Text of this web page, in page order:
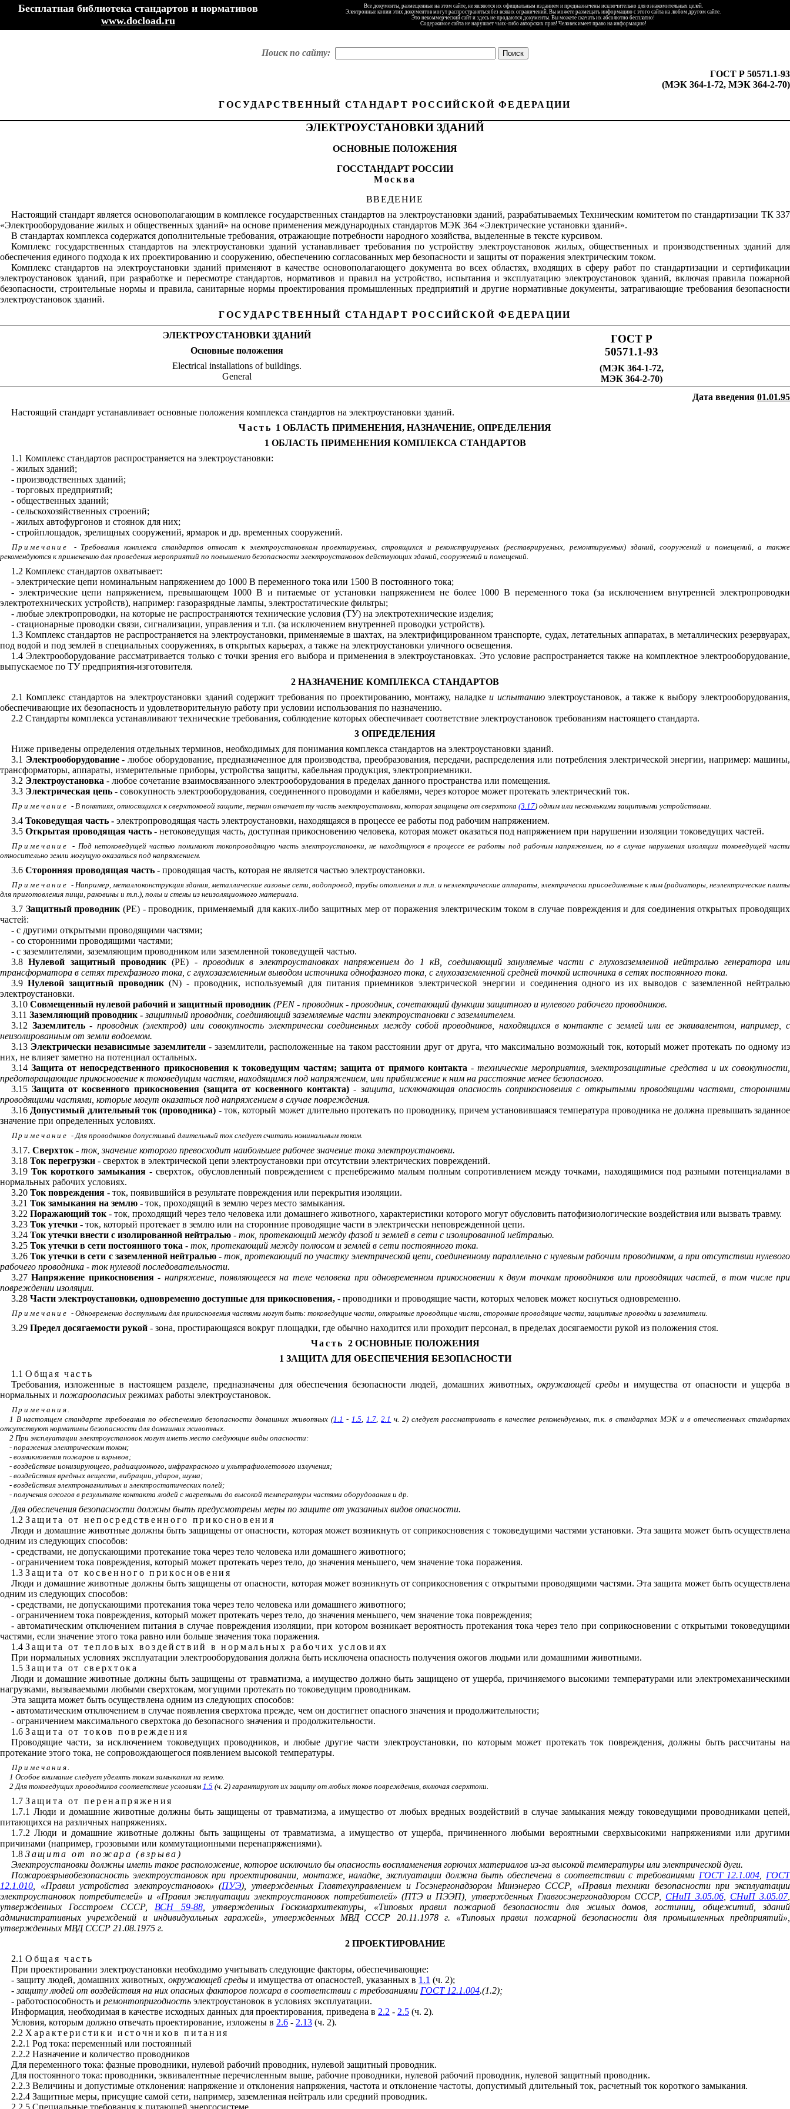
Бесплатная библиотека стандартов и нормативов
www.docload.ru
Все документы, размещенные на этом сайте, не являются их официальным изданием и предназначены исключительно для ознакомительных целей.
Электронные копии этих документов могут распространяться без всяких ограничений. Вы можете размещать информацию с этого сайта на любом другом сайте.
Это некоммерческий сайт и здесь не продаются документы. Вы можете скачать их абсолютно бесплатно!
Содержимое сайта не нарушает чьих-либо авторских прав! Человек имеет право на информацию!
Поиск по сайту:
ГОСТ Р 50571.1-93
(МЭК 364-1-72, МЭК 364-2-70)
ГОСУДАРСТВЕННЫЙ СТАНДАРТ РОССИЙСКОЙ ФЕДЕРАЦИИ
ЭЛЕКТРОУСТАНОВКИ ЗДАНИЙ
ОСНОВНЫЕ ПОЛОЖЕНИЯ
ГОССТАНДАРТ РОССИИ
Москва
ВВЕДЕНИЕ
Настоящий стандарт является основополагающим в комплексе государственных стандартов на электроустановки зданий, разрабатываемых Техническим комитетом по стандартизации ТК 337
«Электрооборудование жилых и общественных зданий» на основе применения международных стандартов МЭК 364 «Электрические установки зданий».
В стандартах комплекса содержатся дополнительные требования, отражающие потребности народного хозяйства, выделенные в тексте курсивом.
Комплекс государственных стандартов на электроустановки зданий устанавливает требования по устройству электроустановок жилых, общественных и производственных зданий для
обеспечения единого подхода к их проектированию и сооружению, обеспечению согласованных мер безопасности и защиты от поражения электрическим током.
Комплекс стандартов на электроустановки зданий применяют в качестве основополагающего документа во всех областях, входящих в сферу работ по стандартизации и сертификации
электроустановок зданий, при разработке и пересмотре стандартов, нормативов и правил на устройство, испытания и эксплуатацию электроустановок зданий, включая правила пожарной
безопасности, строительные нормы и правила, санитарные нормы проектирования промышленных предприятий и другие нормативные документы, затрагивающие требования безопасности
электроустановок зданий.
ГОСУДАРСТВЕННЫЙ СТАНДАРТ РОССИЙСКОЙ ФЕДЕРАЦИИ
ЭЛЕКТРОУСТАНОВКИ ЗДАНИЙ
Основные положения
Electrical installations of buildings.
General
ГОСТ Р
50571.1-93
(МЭК 364-1-72,
МЭК 364-2-70)
Дата введения 01.01.95
Настоящий стандарт устанавливает основные положения комплекса стандартов на электроустановки зданий.
Часть 1 ОБЛАСТЬ ПРИМЕНЕНИЯ, НАЗНАЧЕНИЕ, ОПРЕДЕЛЕНИЯ
1 ОБЛАСТЬ ПРИМЕНЕНИЯ КОМПЛЕКСА СТАНДАРТОВ
1.1 Комплекс стандартов распространяется на электроустановки:
- жилых зданий;
- производственных зданий;
- торговых предприятий;
- общественных зданий;
- сельскохозяйственных строений;
- жилых автофургонов и стоянок для них;
- стройплощадок, зрелищных сооружений, ярмарок и др. временных сооружений.
Примечание - Требования комплекса стандартов относят к электроустановкам проектируемых, строящихся и реконструируемых (реставрируемых, ремонтируемых) зданий, сооружений и помещений, а также
рекомендуются к применению для проведения мероприятий по повышению безопасности электроустановок действующих зданий, сооружений и помещений.
1.2 Комплекс стандартов охватывает:
- электрические цепи номинальным напряжением до 1000 В переменного тока или 1500 В постоянного тока;
- электрические цепи напряжением, превышающем 1000 В и питаемые от установки напряжением не более 1000 В переменного тока (за исключением внутренней электропроводки
электротехнических устройств), например: газоразрядные лампы, электростатические фильтры;
- любые электропроводки, на которые не распространяются технические условия (ТУ) на электротехнические изделия;
- стационарные проводки связи, сигнализации, управления и т.п. (за исключением внутренней проводки устройств).
1.3 Комплекс стандартов не распространяется на электроустановки, применяемые в шахтах, на электрифицированном транспорте, судах, летательных аппаратах, в металлических резервуарах,
под водой и под землей в специальных сооружениях, в открытых карьерах, а также на электроустановки уличного освещения.
1.4 Электрооборудование рассматривается только с точки зрения его выбора и применения в электроустановках. Это условие распространяется также на комплектное электрооборудование,
выпускаемое по ТУ предприятия-изготовителя.
2 НАЗНАЧЕНИЕ КОМПЛЕКСА СТАНДАРТОВ
2.1 Комплекс стандартов на электроустановки зданий содержит требования по проектированию, монтажу, наладкеи испытаниюэлектроустановок, а также к выбору электрооборудования,
обеспечивающие их безопасность и удовлетворительную работу при условии использования по назначению.
2.2 Стандарты комплекса устанавливают технические требования, соблюдение которых обеспечивает соответствие электроустановок требованиям настоящего стандарта.
3 ОПРЕДЕЛЕНИЯ
Ниже приведены определения отдельных терминов, необходимых для понимания комплекса стандартов на электроустановки зданий.
3.1 Электрооборудование- любое оборудование, предназначенное для производства, преобразования, передачи, распределения или потребления электрической энергии, например: машины,
трансформаторы, аппараты, измерительные приборы, устройства защиты, кабельная продукция, электроприемники.
3.2 Электроустановка - любое сочетание взаимосвязанного электрооборудования в пределах данного пространства или помещения.
3.3 Электрическая цепь- совокупность электрооборудования, соединенного проводами и кабелями, через которое может протекать электрический ток.
Примечание - В понятиях, относящихся к сверхтоковой защите, термин означает ту часть электроустановки, которая защищена от сверхтока (3.17) одним или несколькими защитными устройствами.
3.4 Токоведущая часть - электропроводящая часть электроустановки, находящаяся в процессе ее работы под рабочим напряжением.
3.5 Открытая проводящая часть - нетоковедущая часть, доступная прикосновению человека, которая может оказаться под напряжением при нарушении изоляции токоведущих частей.
Примечание- Под нетоковедущей частью понимают токопроводящую часть электроустановки, не находящуюся в процессе ее работы под рабочим напряжением, но в случае нарушения изоляции токоведущей части
относительно земли могущую оказаться под напряжением.
3.6Сторонняя проводящая часть- проводящая часть, которая не является частью электроустановки.
Примечание - Например, металлоконструкция здания, металлические газовые сети, водопровод, трубы отопления и т.п. и неэлектрические аппараты, электрически присоединенные к ним (радиаторы, неэлектрические плиты
для приготовления пищи, раковины и т.п.), полы и стены из неизоляционного материала.
3.7 Защитный проводник (РЕ) - проводник, применяемый для каких-либо защитных мер от поражения электрическим током в случае повреждения и для соединения открытых проводящих
частей:
- с другими открытыми проводящими частями;
- со сторонними проводящими частями;
- с заземлителями, заземляющим проводником или заземленной токоведущей частью.
3.8Нулевой защитный проводник(РЕ) -проводник в электроустановках напряжением до 1 кВ, соединяющий зануляемые части с глухозаземленной нейтралью генератора или
трансформатора в сетях трехфазного тока, с глухозаземленным выводом источника однофазного тока, с глухозаземленной средней точкой источника в сетях постоянного тока.
3.9 Нулевой защитный проводник (N) - проводник, используемый для питания приемников электрической энергии и соединения одного из их выводов с заземленной нейтралью
электроустановки.
3.10 Совмещенный нулевой рабочий и защитный проводник(PEN- проводник - проводник, сочетающий функции защитного и нулевого рабочего проводников.
3.11 Заземляющий проводник - защитный проводник, соединяющий заземляемые части электроустановки с заземлителем.
3.12 Заземлитель- проводник (электрод) или совокупность электрически соединенных между собой проводников, находящихся в контакте с землей или ее эквивалентом, например, с
неизолированным от земли водоемом.
3.13 Электрически независимые заземлители- заземлители, расположенные на таком расстоянии друг от друга, что максимально возможный ток, который может протекать по одному из
них, не влияет заметно на потенциал остальных.
3.14Защита от непосредственного прикосновения к токоведущим частям; защита от прямого контакта -технические мероприятия, электрозащитные средства и их совокупности,
предотвращающие прикосновение к токоведущим частям, находящимся под напряжением, или приближение к ним на расстояние менее безопасного.
3.15Защита от косвенного прикосновения (защита от косвенного контакта) -защита, исключающая опасность соприкосновения с открытыми проводящими частями, сторонними
проводящими частями, которые могут оказаться под напряжением в случае повреждения.
3.16 Допустимый длительный ток (проводника) - ток, который может длительно протекать по проводнику, причем установившаяся температура проводника не должна превышать заданное
значение при определенных условиях.
Примечание - Для проводников допустимый длительный ток следует считать номинальным током.
3.17. Сверхток- ток, значение которого превосходит наибольшее рабочее значение тока электроустановки.
3.18 Ток перегрузки- сверхток в электрической цепи электроустановки при отсутствии электрических повреждений.
3.19 Ток короткого замыкания - сверхток, обусловленный повреждением с пренебрежимо малым полным сопротивлением между точками, находящимися под разными потенциалами в
нормальных рабочих условиях.
3.20 Ток повреждения- ток, появившийся в результате повреждения или перекрытия изоляции.
3.21 Ток замыкания на землю- ток, проходящий в землю через место замыкания.
3.22 Поражающий ток- ток, проходящий через тело человека или домашнего животного, характеристики которого могут обусловить патофизиологические воздействия или вызвать травму.
3.23 Ток утечки- ток, который протекает в землю или на сторонние проводящие части в электрически неповрежденной цепи.
3.24 Ток утечки внести с изолированной нейтралью- ток, протекающий между фазой и землей в сети с изолированной нейтралью.
3.25 Ток утечки в сети постоянного тока - ток, протекающий между полюсом и землей в сети постоянного тока.
3.26 Ток утечки в сети с заземленной нейтралью-ток, протекающий по участку электрической цепи, соединенному параллельно с нулевым рабочим проводником, а при отсутствии нулевого
рабочего проводника - ток нулевой последовательности.
3.27Напряжение прикосновения - напряжение, появляющееся на теле человека при одновременном прикосновении к двум точкам проводников или проводящих частей, в том числе при
повреждении изоляции.
3.28 Части электроустановки, одновременно доступные для прикосновения,- проводники и проводящие части, которых человек может коснуться одновременно.
Примечание - Одновременно доступными для прикосновения частями могут быть: токоведущие части, открытые проводящие чисти, сторонние проводящие части, защитные проводки и заземлители.
3.29 Предел досягаемости рукой- зона, простирающаяся вокруг площадки, где обычно находится или проходит персонал, в пределах досягаемости рукой из положения стоя.
Часть 2 ОСНОВНЫЕ ПОЛОЖЕНИЯ
1 ЗАЩИТА ДЛЯ ОБЕСПЕЧЕНИЯ БЕЗОПАСНОСТИ
1.1 Общая часть
Требования, изложенные в настоящем разделе, предназначены для обеспечения безопасности людей, домашних животных,окружающей средыи имущества от опасности и ущерба в
нормальных и пожароопасных режимах работы электроустановок.
Примечания.
1 В настоящем стандарте требования по обеспечению безопасности домашних животных (1.1 -1.5,1.7,2.1 ч. 2) следует рассматривать в качестве рекомендуемых, т.к. в стандартах МЭК и в отечественных стандартах
отсутствуют нормативы безопасности для домашних животных.
2 При эксплуатации электроустановок могут иметь место следующие виды опасности:
- поражения электрическим током;
- возникновения пожаров и взрывов;
- воздействие ионизирующего, радиационного, инфракрасного и ультрафиолетового излучения;
- воздействия вредных веществ, вибрации, ударов, шума;
- воздействия электромагнитных и электростатических полей;
- получения ожогов в результате контакта людей с нагретыми до высокой температуры частями оборудования и др.
Для обеспечения безопасности должны быть предусмотрены меры по защите от указанных видов опасности.
1.2 Защита от непосредственного прикосновения
Люди и домашние животные должны быть защищены от опасности, которая может возникнуть от соприкосновения с токоведущими частями установки. Эта защита может быть осуществлена
одним из следующих способов:
- средствами, не допускающими протекание тока через тело человека или домашнего животного;
- ограничением тока повреждения, который может протекать через тело, до значения меньшего, чем значение тока поражения.
1.3 Защита от косвенного прикосновения
Люди и домашние животные должны быть защищены от опасности, которая может возникнуть от соприкосновения с открытыми проводящими частями. Эта защита может быть осуществлена
одним из следующих способов:
- средствами, не допускающими протекания тока через тело человека или домашнего животного;
- ограничением тока повреждения, который может протекать через тело, до значения меньшего, чем значение тока повреждения;
- автоматическим отключением питания в случае повреждения изоляции, при котором возникает вероятность протекания тока через тело при соприкосновении с открытыми токоведущими
частями, если значение этого тока равно или больше значения тока поражения.
1.4 Защита от тепловых воздействий в нормальных рабочих условиях
При нормальных условиях эксплуатации электрооборудования должна быть исключена опасность получения ожогов людьми или домашними животными.
1.5 Защита от сверхтока
Люди и домашние животные должны быть защищены от травматизма, а имущество должно быть защищено от ущерба, причиняемого высокими температурами или электромеханическими
нагрузками, вызываемыми любыми сверхтокам, могущими протекать по токоведущим проводникам.
Эта защита может быть осуществлена одним из следующих способов:
- автоматическим отключением в случае появления сверхтока прежде, чем он достигнет опасного значения и продолжительности;
- ограничением максимального сверхтока до безопасного значения и продолжительности.
1.6 Защита от токов повреждения
Проводящие части, за исключением токоведущих проводников, и любые другие части электроустановки, по которым может протекать ток повреждения, должны быть рассчитаны на
протекание этого тока, не сопровождающегося появлением высокой температуры.
Примечания.
1 Особое внимание следует уделять токам замыкания на землю.
2 Для токоведущих проводников соответствие условиям 1.5 (ч. 2) гарантируют их защиту от любых токов повреждения, включая сверхтоки.
1.7 Защита от перенапряжения
1.7.1 Люди и домашние животные должны быть защищены от травматизма, а имущество от любых вредных воздействий в случае замыкания между токоведущими проводниками цепей,
питающихся на различных напряжениях.
1.7.2 Люди и домашние животные должны быть защищены от травматизма, а имущество от ущерба, причиненного любыми вероятными сверхвысокими напряжениями или другими
причинами (например, грозовыми или коммутационными перенапряжениями).
1.8 Защита от пожара (взрыва)
Электроустановки должны иметь такое расположение, которое исключило бы опасность воспламенения горючих материалов из-за высокой температуры или электрической дуги.
Пожаровзрывобезопасность электроустановок при проектировании, монтаже, наладке, эксплуатации должна быть обеспечена в соответствии с требованиями ГОСТ 12.1.004
ГОСТ
12.1.010 , «Правил устройства электроустановок» (ПУЭ), утвержденных Главтехуправлением и Госэнергонадзором Минэнерго СССР, «Правил техники безопасности при эксплуатации
электроустановок потребителей» и «Правил эксплуатации электроустановок потребителей» (ПТЭ и ПЭЭП), утвержденных Главгосэнергонадзором СССР, СНиП 3.05.06, СНиП 3.05.07,
утвержденных Госстроем СССР, ВСН 59-88, утвержденных Госкомархитектуры, «Типовых правил пожарной безопасности для жилых домов, гостиниц, общежитий, зданий
административных учреждений и индивидуальных гаражей», утвержденных МВД СССР 20.11.1978 г. «Типовых правил пожарной безопасности для промышленных предприятий»,
утвержденных МВД СССР 21.08.1975 г.
2 ПРОЕКТИРОВАНИЕ
2.1 Общая часть
При проектировании электроустановки необходимо учитывать следующие факторы, обеспечивающие:
- защиту людей, домашних животных, окружающей средыи имущества от опасностей, указанных в 1.1 (ч. 2);
- защиту людей от воздействия на них опасных факторов пожара в соответствии с требованиями ГОСТ 12.1.004.(1.2);
- работоспособность и ремонтопригодностьэлектроустановок в условиях эксплуатации.
Информация, необходимая в качестве исходных данных для проектирования, приведена в 2.2 - 2.5(ч. 2).
Условия, которым должно отвечать проектирование, изложены в 2.6 - 2.13(ч. 2).
2.2 Характеристики источников питания
2.2.1 Род тока: переменный или постоянный
2.2.2 Назначение и количество проводников
Для переменного тока: фазные проводники, нулевой рабочий проводник, нулевой защитный проводник.
Для постоянного тока: проводники, эквивалентные перечисленным выше, рабочие проводники, нулевой рабочий проводник, нулевой защитный проводник.
2.2.3 Величины и допустимые отклонения: напряжение и отклонения напряжения, частота и отклонение частоты, допустимый длительный ток, расчетный ток короткого замыкания.
2.2.4 Защитные меры, присущие самой сети, например, заземленная нейтраль или средний проводник.